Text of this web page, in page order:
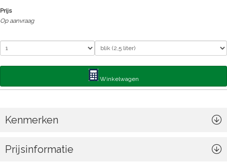
Prijs
Op aanvraag
Winkelwagen
Kenmerken
Prijsinformatie